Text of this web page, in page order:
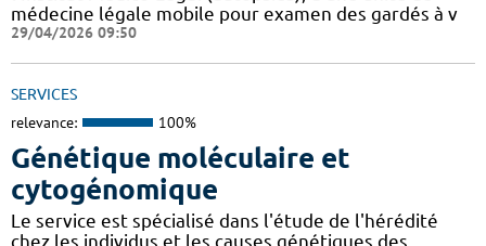
médecine légale mobile pour examen des gardés à v
29/04/2026 09:50
SERVICES
relevance: 100%
Génétique moléculaire et
cytogénomique
Le service est spécialisé dans l'étude de l'hérédité
chez les individus et les causes génétiques des